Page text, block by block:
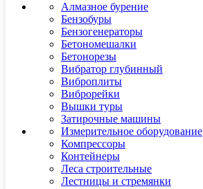
Алмазное бурение
Бензобуры
Бензогенераторы
Бетономешалки
Бетонорезы
Вибратор глубинный
Виброплиты
Виброрейки
Вышки туры
Затирочные машины
Измерительное оборудование
Компрессоры
Контейнеры
Леса строительные
Лестницы и стремянки